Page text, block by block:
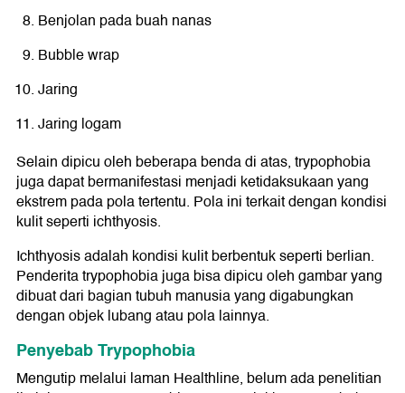
Benjolan pada buah nanas
Bubble wrap
Jaring
Jaring logam
Selain dipicu oleh beberapa benda di atas, trypophobia
juga dapat bermanifestasi menjadi ketidaksukaan yang
ekstrem pada pola tertentu. Pola ini terkait dengan kondisi
kulit seperti ichthyosis.
Ichthyosis adalah kondisi kulit berbentuk seperti berlian.
Penderita trypophobia juga bisa dipicu oleh gambar yang
dibuat dari bagian tubuh manusia yang digabungkan
dengan objek lubang atau pola lainnya.
Penyebab Trypophobia
Mengutip melalui laman Healthline, belum ada penelitian